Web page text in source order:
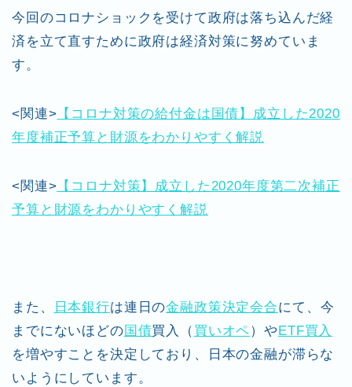
今回のコロナショックを受けて政府は落ち込んだ経
済を立て直すために政府は経済対策に努めていま
す。
<関連> 【コロナ対策の給付金は国債】成立した2020
年度補正予算と財源をわかりやすく解説
<関連> 【コロナ対策】成立した2020年度第二次補正
予算と財源をわかりやすく解説
また、 日本銀行は連日の金融政策決定会合にて、今
までにないほどの 国債買入（ 買いオペ）や ETF買入
を増やすことを決定しており、日本の金融が滞らな
いようにしています。